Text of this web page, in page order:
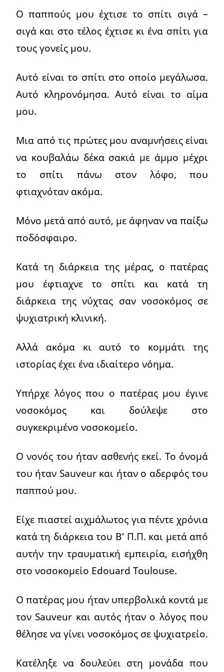
Ο παππούς μου έχτισε το σπίτι σιγά –
σιγά και στο τέλος έχτισε κι ένα σπίτι για
τους γονείς μου.
Αυτό είναι το σπίτι στο οποίο μεγάλωσα.
Αυτό κληρονόμησα. Αυτό είναι το αίμα
μου.
Μια από τις πρώτες μου αναμνήσεις είναι
να κουβαλάω δέκα σακιά με άμμο μέχρι
το σπίτι πάνω στον λόφο, που
φτιαχνόταν ακόμα.
Μόνο μετά από αυτό, με άφηναν να παίξω
ποδόσφαιρο.
Κατά τη διάρκεια της μέρας, ο πατέρας
μου έφτιαχνε το σπίτι και κατά τη
διάρκεια της νύχτας σαν νοσοκόμος σε
ψυχιατρική κλινική.
Αλλά ακόμα κι αυτό το κομμάτι της
ιστορίας έχει ένα ιδιαίτερο νόημα.
Υπήρχε λόγος που ο πατέρας μου έγινε
νοσοκόμος και δούλεψε στο
συγκεκριμένο νοσοκομείο.
Ο νονός του ήταν ασθενής εκεί. Το όνομά
του ήταν Sauveur και ήταν ο αδερφός του
παππού μου.
Είχε πιαστεί αιχμάλωτος για πέντε χρόνια
κατά τη διάρκεια του Β’ Π.Π. και μετά από
αυτήν την τραυματική εμπειρία, εισήχθη
στο νοσοκομείο Edouard Toulouse.
Ο πατέρας μου ήταν υπερβολικά κοντά με
τον Sauveur και αυτός ήταν ο λόγος που
θέλησε να γίνει νοσοκόμος σε ψυχιατρείο.
Κατέληξε να δουλεύει στη μονάδα που